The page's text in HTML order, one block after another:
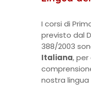
I corsi di
previsto dal
388/2003
Italiana, per
nostra lingua